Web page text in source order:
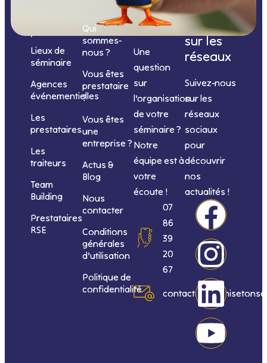
prestations
Lieux de
séminaire
Agences
événementielles
Les
prestataires
Les
traiteurs
Team
Building
Prestataires
RSE
Informations
Qui
sommes-
nous ?
Vous êtes
prestataire
?
Vous êtes
une
entreprise ?
Actus &
Blog
Nous
contacter
Conditions
générales
d’utilisation
Politique de
confidentialité
Nous
contacter
Une
question
sur
l’organisation
de votre
séminaire ?
Notre
équipe est à
votre
écoute !
07
86
39
20
67
Nous
suivre
sur les
réseaux
Suivez-nous
sur les
réseaux
sociaux
pour
découvrir
nos
actualités !
F
a
c
e
b
I
n
s
t
a
L
i
n
k
e
Y
o
u
t
u